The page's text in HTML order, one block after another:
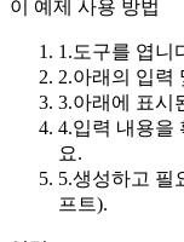
이 예제 사용 방법
1.도구를 엽니
2.아래의 입력
3.아래에 표시
4.입력 내용을
요.
5.생성하고 필
프트).